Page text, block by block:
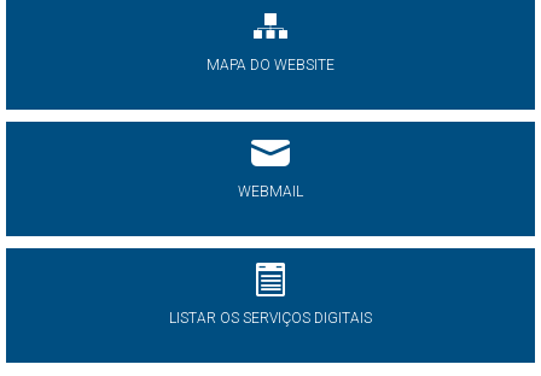
MAPA DO WEBSITE
WEBMAIL
LISTAR OS SERVIÇOS DIGITAIS